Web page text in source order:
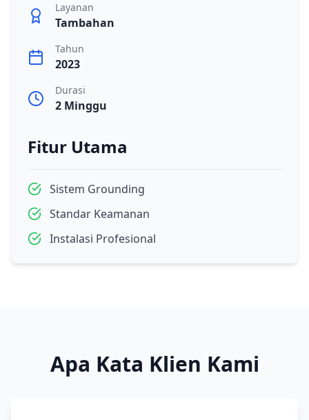
Layanan
Tambahan
Tahun
2023
Durasi
2 Minggu
Fitur Utama
Sistem Grounding
Standar Keamanan
Instalasi Profesional
Apa Kata Klien Kami